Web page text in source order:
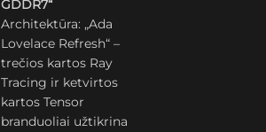
GDDR7“
Architektūra: „Ada
Lovelace Refresh“ –
trečios kartos Ray
Tracing ir ketvirtos
kartos Tensor
branduoliai užtikrina